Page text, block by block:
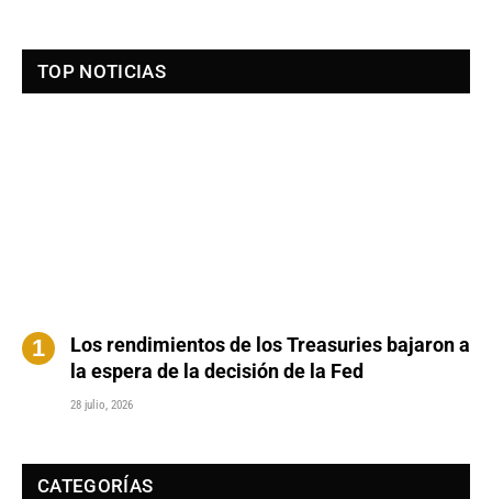
TOP NOTICIAS
Los rendimientos de los Treasuries bajaron a
la espera de la decisión de la Fed
28 julio, 2026
CATEGORÍAS